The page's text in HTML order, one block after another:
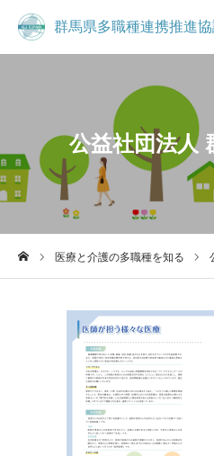
群馬県多職種連携推進
公益社団法人
医療と介護の多職種を知る
群馬県多職種連携推進
お知らせ
 事務局
コミュニティ
群馬県多職種連携推進協議会につ
医療・介護従事者へ